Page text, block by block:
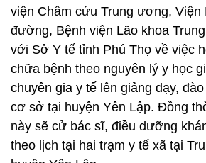
viện Châm cứu Trung ương, Viện
đường, Bệnh viện Lão khoa
với Sở Y tế tỉnh Phú Thọ về việc
chữa bệnh theo nguyên lý y học
chuyên gia y tế lên giảng dạy,
cơ sở tại huyện Yên Lập. Đồng
này sẽ cử bác sĩ, điều dưỡng
theo lịch tại hai trạm y tế xã tại